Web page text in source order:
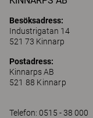
Besöksadress:
Industrigatan 14
521 73 Kinnarp
Postadress:
Kinnarps AB
521 88 Kinnarp
Telefon: 0515 - 38 000